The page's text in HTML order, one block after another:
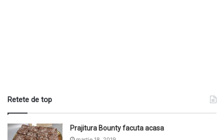
Retete de top
Prajitura Bounty facuta acasa